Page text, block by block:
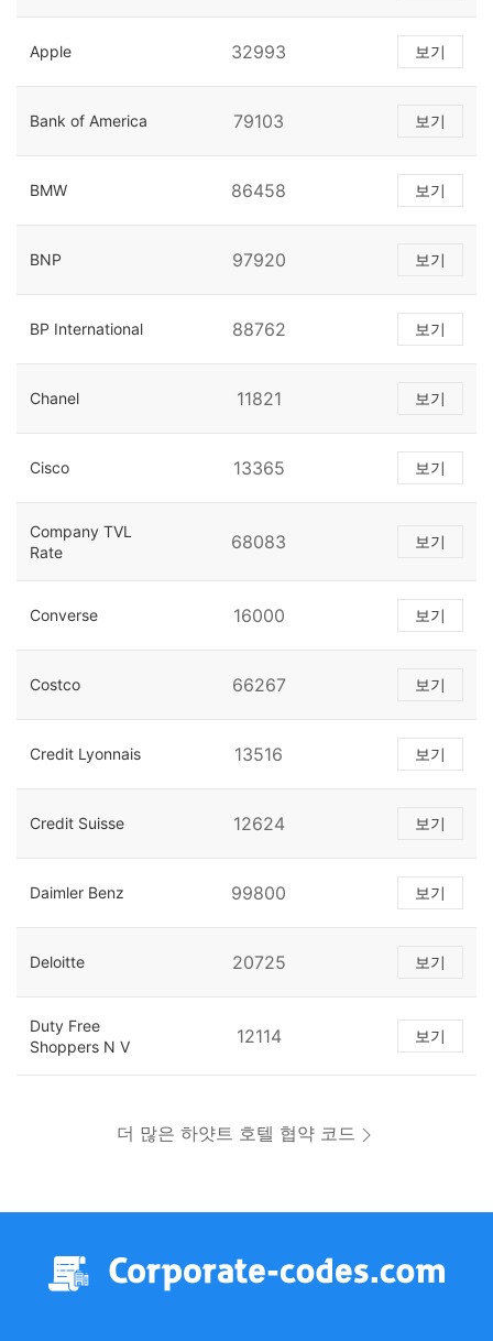
Apple 32993 보기
Bank of America 79103 보기
BMW 86458 보기
BNP 97920 보기
BP International 88762 보기
Chanel 11821 보기
Cisco 13365 보기
Company TVL
Rate
68083 보기
Converse 16000 보기
Costco 66267 보기
Credit Lyonnais 13516 보기
Credit Suisse 12624 보기
Daimler Benz 99800 보기
Deloitte 20725 보기
Duty Free
Shoppers N V
12114 보기
더 많은 하얏트 호텔 협약 코드